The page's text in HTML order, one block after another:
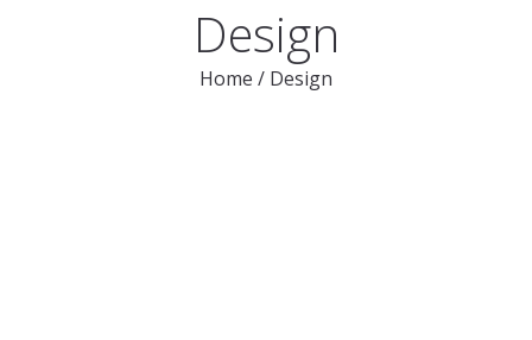
Design
Home / Design